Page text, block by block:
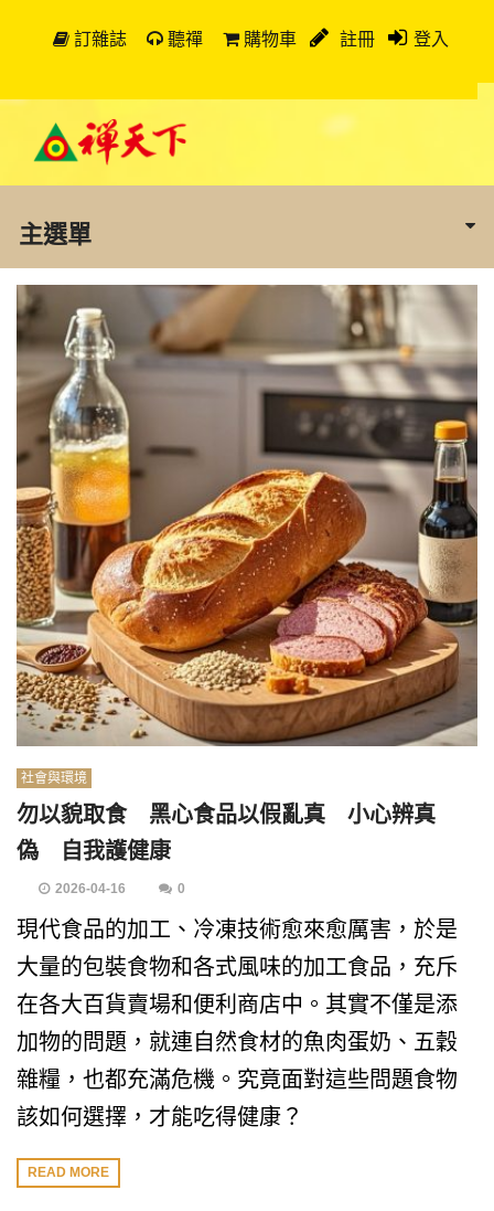
訂雜誌 聽禪 購物車 註冊 登入
主選單
社會與環境
勿以貌取食 黑心食品以假亂真 小心辨真
偽 自我護健康
2026-04-16 0
現代食品的加工、冷凍技術愈來愈厲害，於是
大量的包裝食物和各式風味的加工食品，充斥
在各大百貨賣場和便利商店中。其實不僅是添
加物的問題，就連自然食材的魚肉蛋奶、五穀
雜糧，也都充滿危機。究竟面對這些問題食物
該如何選擇，才能吃得健康？
READ MORE